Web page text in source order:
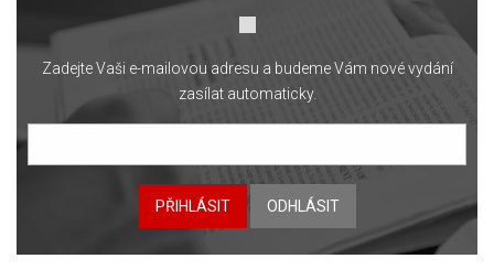
Zadejte Vaši e-mailovou adresu a budeme Vám nové vydání
zasílat automaticky.
PŘIHLÁSIT ODHLÁSIT